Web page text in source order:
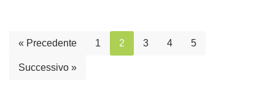
« Precedente 1 2 3 4 5
Successivo »